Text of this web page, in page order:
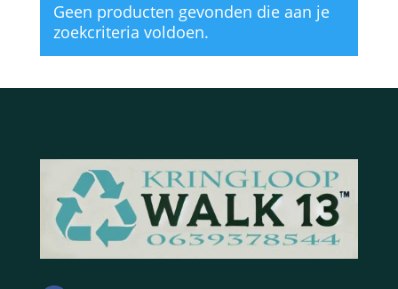
Geen producten gevonden die aan je
zoekcriteria voldoen.